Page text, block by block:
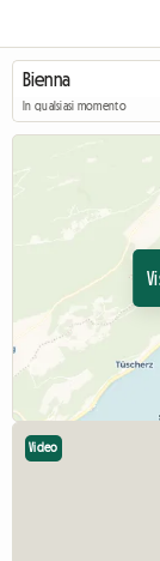
In qualsiasi momento
Video